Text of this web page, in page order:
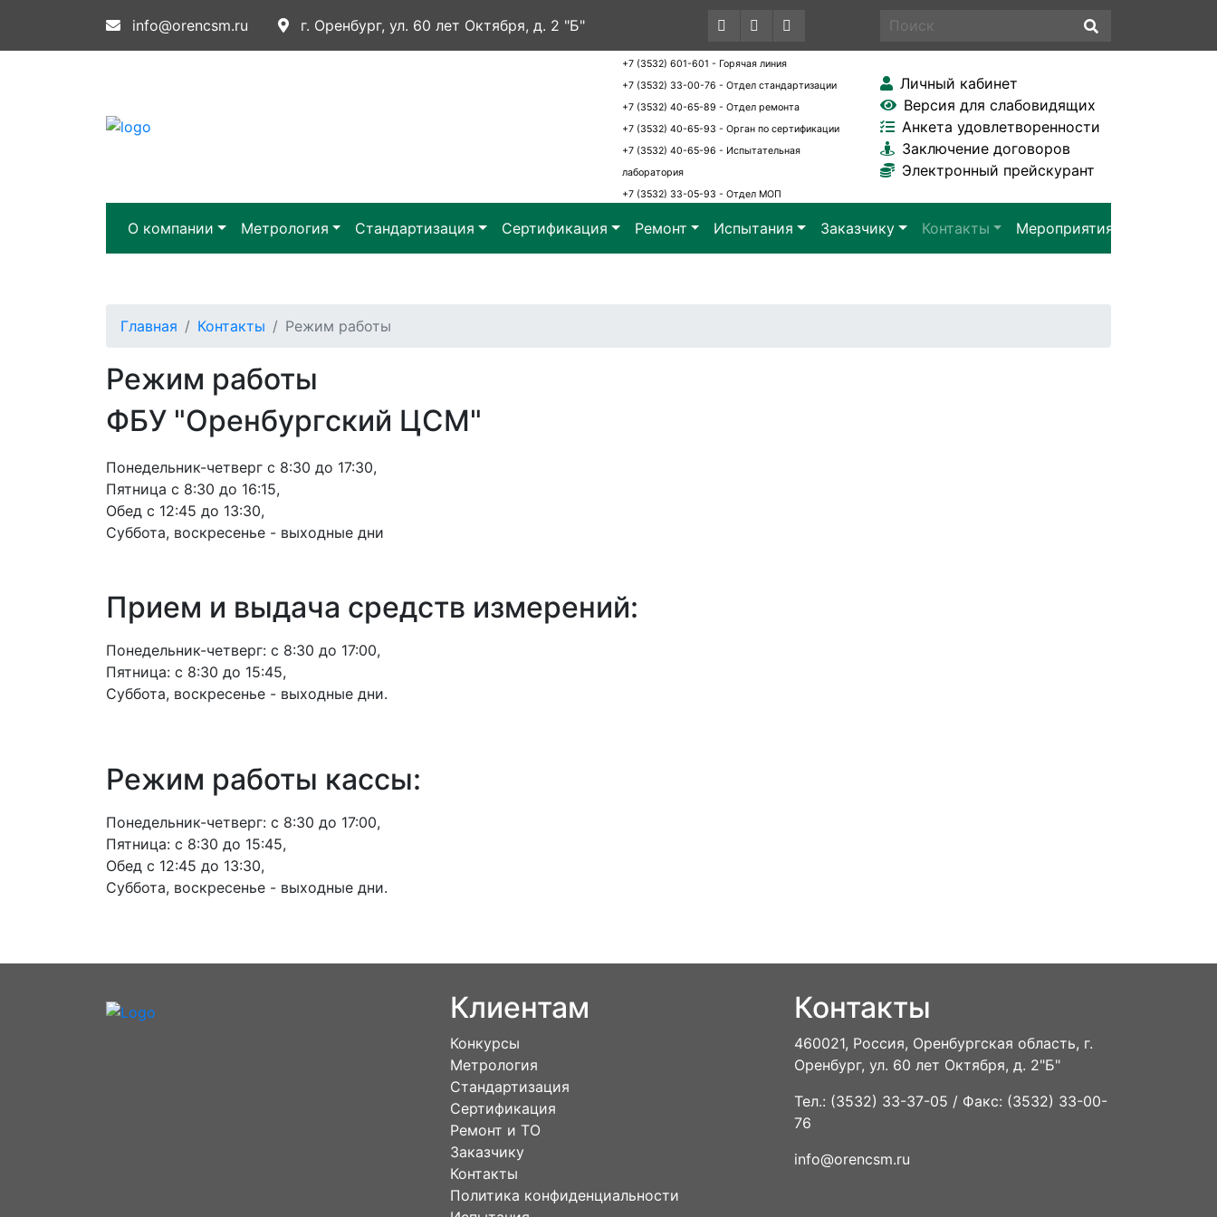
info@orencsm.ru г. Оренбург, ул. 60 лет Октября, д. 2 "Б"
+7 (3532) 601-601 - Горячая линия
+7 (3532) 33-00-76 - Отдел стандартизации
+7 (3532) 40-65-89 - Отдел ремонта
+7 (3532) 40-65-93 - Орган по сертификации
+7 (3532) 40-65-96 - Испытательная
лаборатория
+7 (3532) 33-05-93 - Отдел МОП
Личный кабинет
Версия для слабовидящих
Анкета удовлетворенности
Заключение договоров
Электронный прейскурант
О компании Метрология Стандартизация Сертификация Ремонт Испытания Заказчику Контакты Мероприятия
Главная Контакты Режим работы
Режим работы
ФБУ "Оренбургский ЦСМ"
Понедельник-четверг с 8:30 до 17:30,
Пятница с 8:30 до 16:15,
Обед с 12:45 до 13:30,
Суббота, воскресенье - выходные дни
Прием и выдача средств измерений:
Понедельник-четверг: с 8:30 до 17:00,
Пятница: с 8:30 до 15:45,
Суббота, воскресенье - выходные дни.
Режим работы кассы:
Понедельник-четверг: с 8:30 до 17:00,
Пятница: с 8:30 до 15:45,
Обед с 12:45 до 13:30,
Суббота, воскресенье - выходные дни.
Клиентам
Конкурсы
Метрология
Стандартизация
Сертификация
Ремонт и ТО
Заказчику
Контакты
Политика конфиденциальности
Контакты
460021, Россия, Оренбургская область, г.
Оренбург, ул. 60 лет Октября, д. 2"Б"
Тел.: (3532) 33-37-05 / Факс: (3532) 33-00-
76
info@orencsm.ru